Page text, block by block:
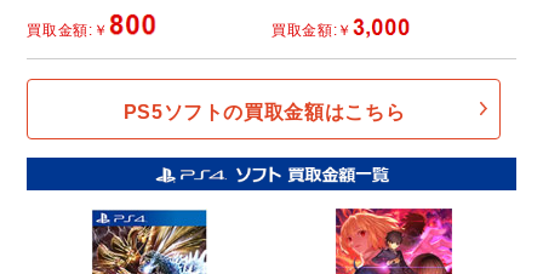
PS5ソフトの買取金額はこちら